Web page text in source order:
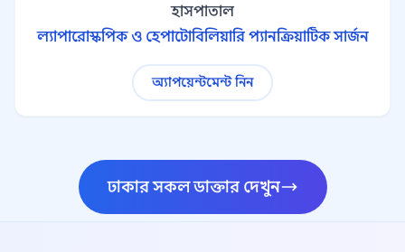
হাসপাতাল
ল্যাপারোস্কপিক ও হেপাটোবিলিয়ারি প্যানক্রিয়াটিক সার্জন
অ্যাপয়েন্টমেন্ট নিন
ঢাকার সকল ডাক্তার দেখুন